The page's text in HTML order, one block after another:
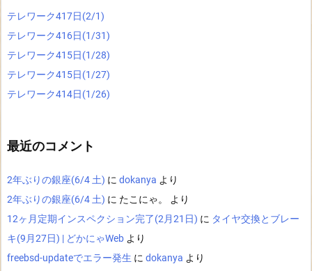
テレワーク417日(2/1)
テレワーク416日(1/31)
テレワーク415日(1/28)
テレワーク415日(1/27)
テレワーク414日(1/26)
最近のコメント
2年ぶりの銀座(6/4 土) に dokanya より
2年ぶりの銀座(6/4 土) に たこにゃ。
より
12ヶ月定期インスペクション完了(2月21日) に タイヤ交換とブレー
キ(9月27日) | どかにゃWeb より
freebsd-updateでエラー発生 に dokanya より